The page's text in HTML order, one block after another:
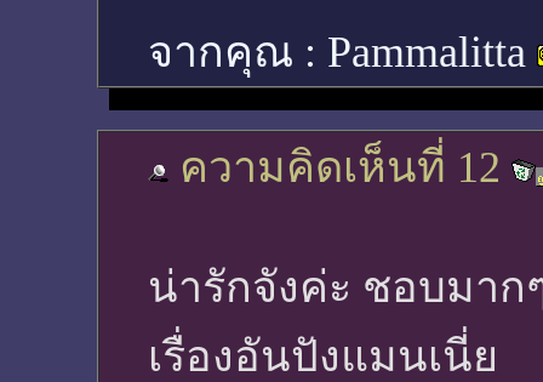
จากคุณ : Pammalitta
ความคิดเห็นที่ 12
น่ารักจังค่ะ ชอบมาก
เรื่องอันปังแมนเนี่ย